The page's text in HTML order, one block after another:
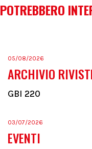
POTREBBERO
05/08/2026
ARCHIVIO
GBI 220
03/07/2026
EVENTI